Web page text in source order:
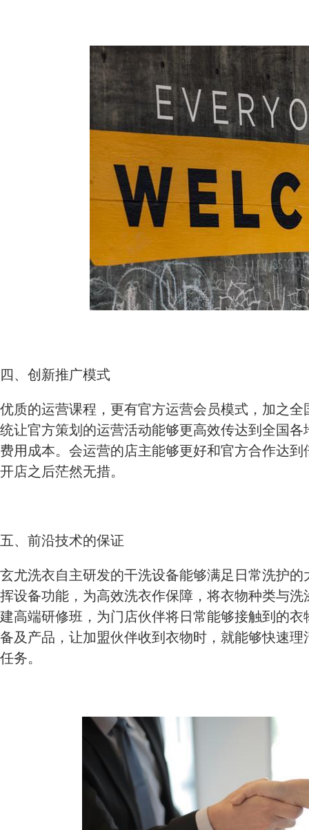
四、创新推广模式
优质的运营课程，更有官方运营会员模式，加之
统让官方策划的运营活动能够更高效传达到全国
费用成本。会运营的店主能够更好和官方合作达
开店之后茫然无措。
五、前沿技术的保证
玄尤洗衣自主研发的干洗设备能够满足日常洗护
挥设备功能，为高效洗衣作保障，将衣物种类与
建高端研修班，为门店伙伴将日常能够接触到的
备及产品，让加盟伙伴收到衣物时，就能够快速
任务。